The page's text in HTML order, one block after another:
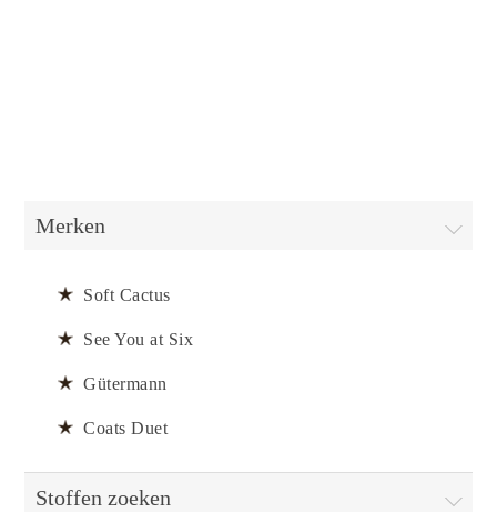
Merken
Soft Cactus
See You at Six
Gütermann
Coats Duet
Stoffen zoeken